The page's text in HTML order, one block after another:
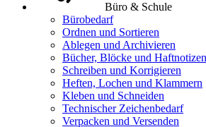
Büro & Schule
Bürobedarf
Ordnen und Sortieren
Ablegen und Archivieren
Bücher, Blöcke und Haftnotizen
Schreiben und Korrigieren
Heften, Lochen und Klammern
Kleben und Schneiden
Technischer Zeichenbedarf
Verpacken und Versenden